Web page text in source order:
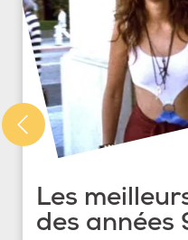
Les
des années